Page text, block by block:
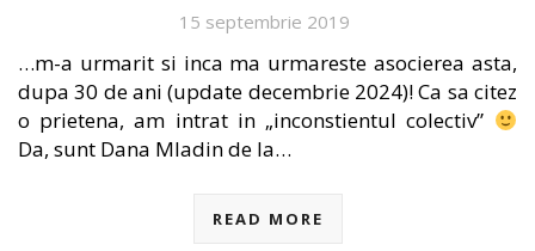
15 septembrie 2019
…m-a urmarit si inca ma urmareste asocierea asta,
dupa 30 de ani (update decembrie 2024)! Ca sa citez
o prietena, am intrat in „inconstientul colectiv”
Da, sunt Dana Mladin de la…
READ MORE